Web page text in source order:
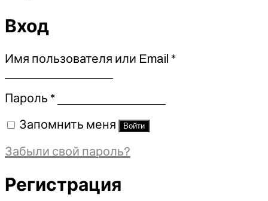
Вход
Имя пользователя или Email *Обязательно
Пароль *Обязательно
Запомнить меня Войти
Забыли свой пароль?
Регистрация